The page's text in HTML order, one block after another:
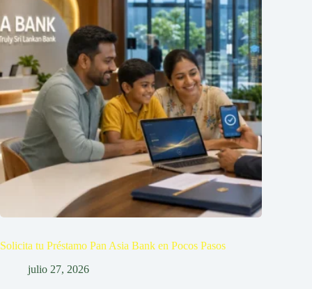
Solicita tu Préstamo Pan Asia Bank en Pocos Pasos
julio 27, 2026